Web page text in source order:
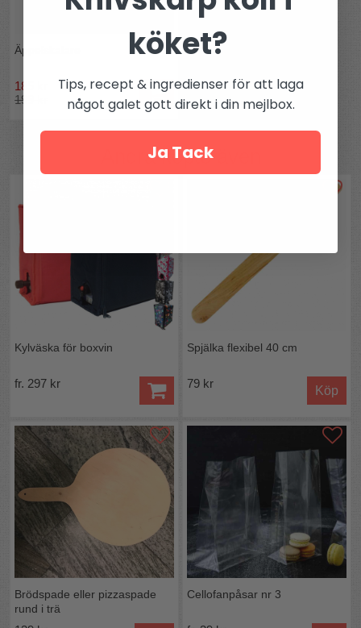
Äppelskalare
185 kr
199 kr
Andra köpte även
Kylväska för boxvin
fr. 297 kr
Spjälka flexibel 40 cm
79 kr
Köp
Brödspade eller pizzaspade
rund i trä
Cellofanpåsar nr 3
köket?
Tips, recept & ingredienser för att laga
något galet gott direkt i din mejlbox.
Ja Tack